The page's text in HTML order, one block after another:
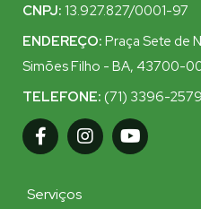
CNPJ: 13.927.827/0001-97
ENDEREÇO: Praça Sete de
Simões Filho - BA, 43700-
TELEFONE: (71) 3396-2579
Serviços